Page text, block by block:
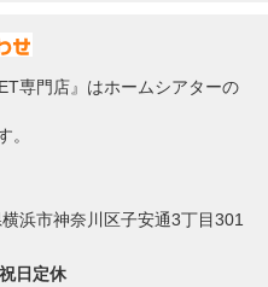
専門店』はホームシアターの
。
浜市神奈川区子安通3丁目301
日定休